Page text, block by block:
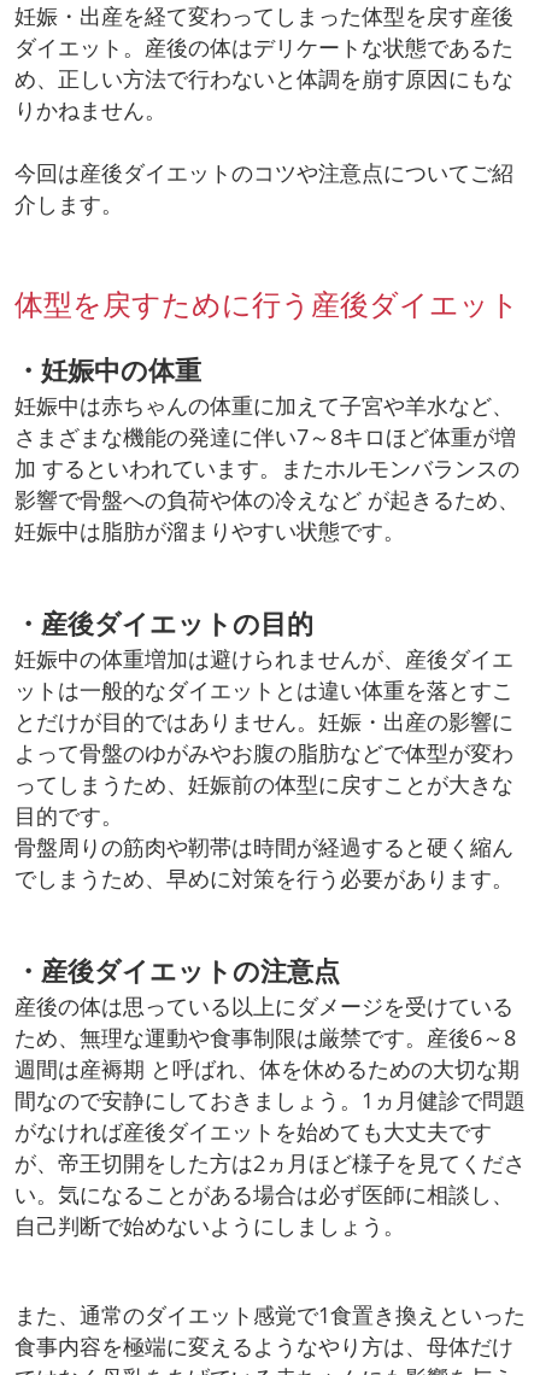
妊娠・出産を経て変わってしまった体型を戻す産後
ダイエット。産後の体はデリケートな状態であるた
め、正しい方法で行わないと体調を崩す原因にもな
りかねません。
今回は産後ダイエットのコツや注意点についてご紹
介します。
体型を戻すために行う産後ダイエット
・妊娠中の体重
妊娠中は赤ちゃんの体重に加えて子宮や羊水など、
さまざまな機能の発達に伴い7～8キロほど体重が増
加 するといわれています。またホルモンバランスの
影響で骨盤への負荷や体の冷えなど が起きるため、
妊娠中は脂肪が溜まりやすい状態です。
・産後ダイエットの目的
妊娠中の体重増加は避けられませんが、産後ダイエ
ットは一般的なダイエットとは違い体重を落とすこ
とだけが目的ではありません。妊娠・出産の影響に
よって骨盤のゆがみやお腹の脂肪などで体型が変わ
ってしまうため、妊娠前の体型に戻すことが大きな
目的です。
骨盤周りの筋肉や靭帯は時間が経過すると硬く縮ん
でしまうため、早めに対策を行う必要があります。
・産後ダイエットの注意点
産後の体は思っている以上にダメージを受けている
ため、無理な運動や食事制限は厳禁です。産後6～8
週間は産褥期 と呼ばれ、体を休めるための大切な期
間なので安静にしておきましょう。1ヵ月健診で問題
がなければ産後ダイエットを始めても大丈夫です
が、帝王切開をした方は2ヵ月ほど様子を見てくださ
い。気になることがある場合は必ず医師に相談し、
自己判断で始めないようにしましょう。
また、通常のダイエット感覚で1食置き換えといった
食事内容を極端に変えるようなやり方は、母体だけ